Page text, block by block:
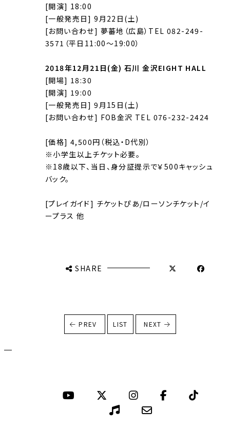
[開演] 18:00
[一般発売日] 9月22日(土)
[お問い合わせ] 夢蕃地（広島）TEL 082-249-
3571（平日11:00〜19:00）
2018年12月21日(金) 石川 金沢EIGHT HALL
[開場] 18:30
[開演] 19:00
[一般発売日] 9月15日(土)
[お問い合わせ] FOB金沢 TEL 076-232-2424
[価格] 4,500円（税込・D代別）
※小学生以上チケット必要。
※18歳以下、当日、身分証提示で￥500キャッシュ
バック。
[プレイガイド] チケットぴあ/ローソンチケット/イ
ープラス 他
SHARE
PREV LIST NEXT